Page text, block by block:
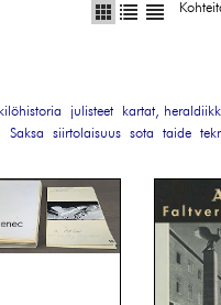
julisteet kartat,
Saksa siirtolaisuus sota taide